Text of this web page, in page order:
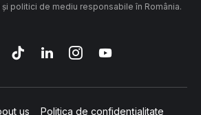
politici de mediu responsabile în România.
us Politica de confidențialitate